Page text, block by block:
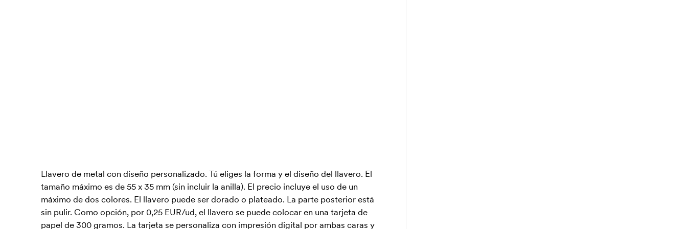
Llavero de metal con diseño personalizado. Tú eliges la forma y el diseño del llavero. El
tamaño máximo es de 55 x 35 mm (sin incluir la anilla). El precio incluye el uso de un
máximo de dos colores. El llavero puede ser dorado o plateado. La parte posterior está
sin pulir. Como opción, por 0,25 EUR/ud, el llavero se puede colocar en una tarjeta de
papel de 300 gramos. La tarjeta se personaliza con impresión digital por ambas caras y